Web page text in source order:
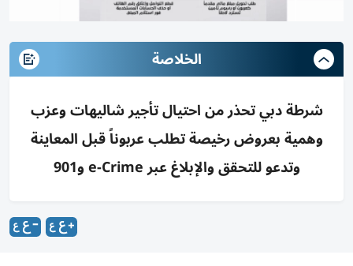
الخلاصة
شرطة دبي تحذر من احتيال تأجير شاليهات وعزب
وهمية بعروض رخيصة تطلب عربوناً قبل المعاينة
وتدعو للتحقق والإبلاغ عبر e-Crime و901